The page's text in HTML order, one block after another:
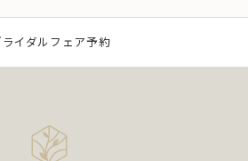
法で定める場合を除き、その利
な範囲 内において利用いたしま
び冠婚葬祭の会員募集に関する業
ライダルフェア予約